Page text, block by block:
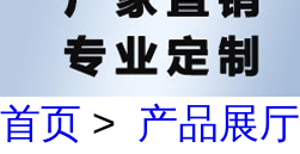
首页 > 产品展厅